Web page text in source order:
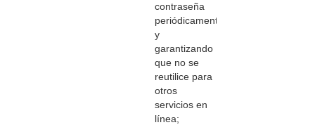
contraseña
periódicamente
y
garantizando
que no se
reutilice para
otros
servicios en
línea;